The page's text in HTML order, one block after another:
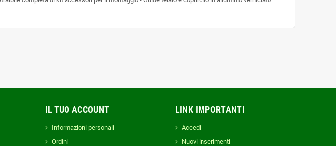
IL TUO ACCOUNT
Informazioni personali
Ordini
LINK IMPORTANTI
Accedi
Nuovi inserimenti